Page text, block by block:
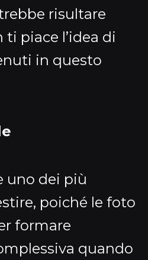
risultare
piace l’idea di
in questo
uno dei più
poiché le foto
formare
quando